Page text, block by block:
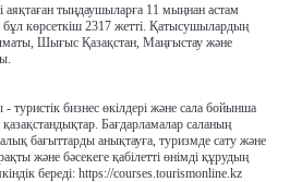
аяқтаған тыңдаушыларға 11 мыңнан астам
көрсеткіш 2317 жетті. Қатысушылардың
Шығыс Қазақстан, Маңғыстау және
бизнес өкілдері және сала бойынша
Бағдарламалар саланың
бағыттарды анықтауға, туризмде сату және
және бәсекеге қабілетті өнімді құрудың
береді: https://courses.tourismonline.kz